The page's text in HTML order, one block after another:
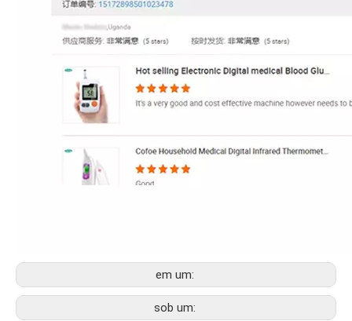
em um:
sob um: